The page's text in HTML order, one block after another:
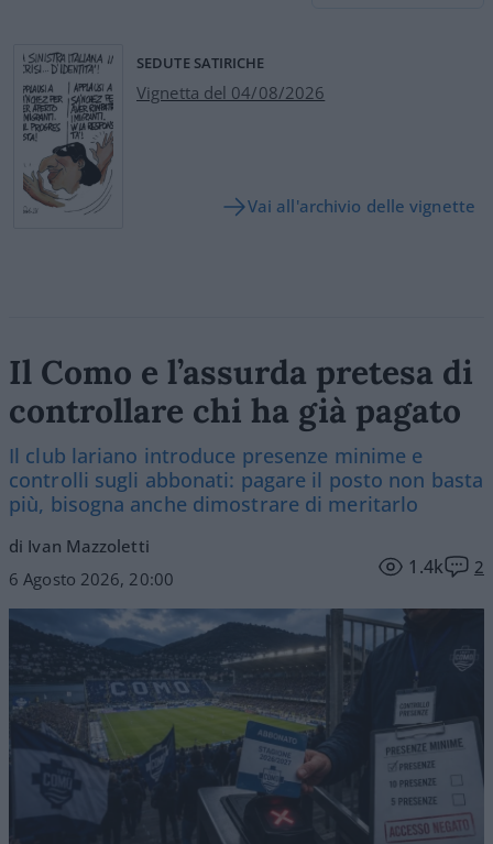
SEDUTE SATIRICHE
Vignetta del 04/08/2026
Vai all'archivio delle vignette
Il Como e l’assurda pretesa di
controllare chi ha già pagato
Il club lariano introduce presenze minime e
controlli sugli abbonati: pagare il posto non basta
più, bisogna anche dimostrare di meritarlo
di Ivan Mazzoletti
6 Agosto 2026, 20:00
1.4k 2